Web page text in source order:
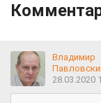
Владимир
28.03.2020